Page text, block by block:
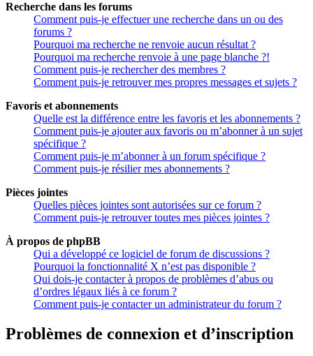
Recherche dans les forums
Comment puis-je effectuer une recherche dans un ou des
forums ?
Pourquoi ma recherche ne renvoie aucun résultat ?
Pourquoi ma recherche renvoie à une page blanche ?!
Comment puis-je rechercher des membres ?
Comment puis-je retrouver mes propres messages et sujets ?
Favoris et abonnements
Quelle est la différence entre les favoris et les abonnements ?
Comment puis-je ajouter aux favoris ou m’abonner à un sujet
spécifique ?
Comment puis-je m’abonner à un forum spécifique ?
Comment puis-je résilier mes abonnements ?
Pièces jointes
Quelles pièces jointes sont autorisées sur ce forum ?
Comment puis-je retrouver toutes mes pièces jointes ?
À propos de phpBB
Qui a développé ce logiciel de forum de discussions ?
Pourquoi la fonctionnalité X n’est pas disponible ?
Qui dois-je contacter à propos de problèmes d’abus ou
d’ordres légaux liés à ce forum ?
Comment puis-je contacter un administrateur du forum ?
Problèmes de connexion et d’inscription